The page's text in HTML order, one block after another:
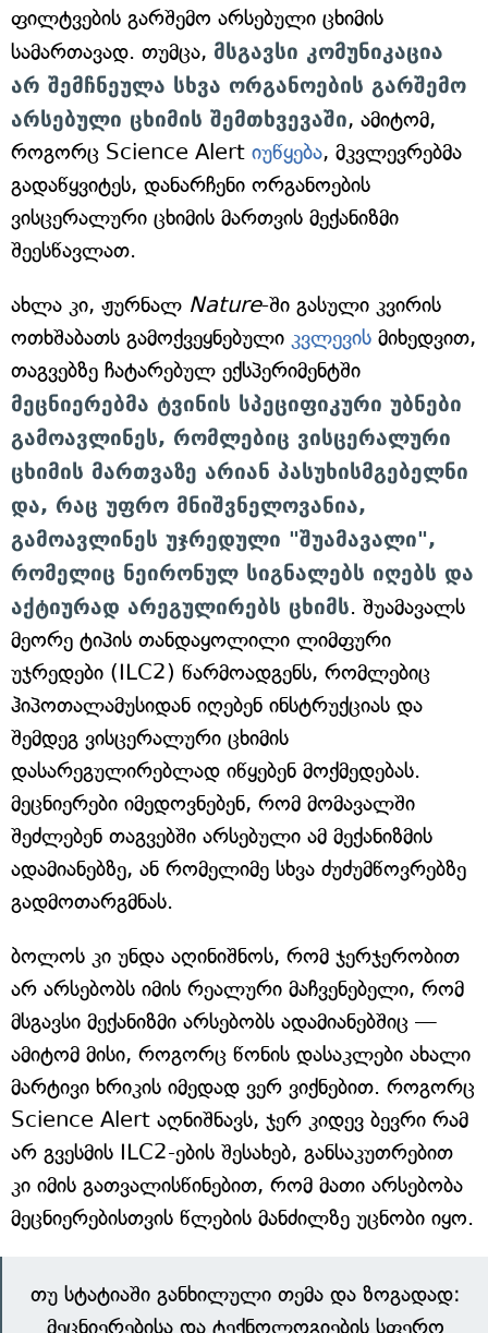
ფილტვების გარშემო არსებული ცხიმის
სამართავად. თუმცა, მსგავსი კომუნიკაცია
არ შემჩნეულა სხვა ორგანოების გარშემო
არსებული ცხიმის შემთხვევაში, ამიტომ,
როგორც Science Alert იუწყება, მკვლევრებმა
გადაწყვიტეს, დანარჩენი ორგანოების
ვისცერალური ცხიმის მართვის მექანიზმი
შეესწავლათ.
ახლა კი, ჟურნალ Nature-ში გასული კვირის
ოთხშაბათს გამოქვეყნებული კვლევის მიხედვით,
თაგვებზე ჩატარებულ ექსპერიმენტში
მეცნიერებმა ტვინის სპეციფიკური უბნები
გამოავლინეს, რომლებიც ვისცერალური
ცხიმის მართვაზე არიან პასუხისმგებელნი
და, რაც უფრო მნიშვნელოვანია,
გამოავლინეს უჯრედული "შუამავალი",
რომელიც ნეირონულ სიგნალებს იღებს და
აქტიურად არეგულირებს ცხიმს. შუამავალს
მეორე ტიპის თანდაყოლილი ლიმფური
უჯრედები (ILC2) წარმოადგენს, რომლებიც
ჰიპოთალამუსიდან იღებენ ინსტრუქციას და
შემდეგ ვისცერალური ცხიმის
დასარეგულირებლად იწყებენ მოქმედებას.
მეცნიერები იმედოვნებენ, რომ მომავალში
შეძლებენ თაგვებში არსებული ამ მექანიზმის
ადამიანებზე, ან რომელიმე სხვა ძუძუმწოვრებზე
გადმოთარგმნას.
ბოლოს კი უნდა აღინიშნოს, რომ ჯერჯერობით
არ არსებობს იმის რეალური მაჩვენებელი, რომ
მსგავსი მექანიზმი არსებობს ადამიანებშიც —
ამიტომ მისი, როგორც წონის დასაკლები ახალი
მარტივი ხრიკის იმედად ვერ ვიქნებით. როგორც
Science Alert აღნიშნავს, ჯერ კიდევ ბევრი რამ
არ გვესმის ILC2-ების შესახებ, განსაკუთრებით
კი იმის გათვალისწინებით, რომ მათი არსებობა
მეცნიერებისთვის წლების მანძილზე უცნობი იყო.
თუ სტატიაში განხილული თემა და ზოგადად:
მეცნიერებისა და ტექნოლოგიების სფერო